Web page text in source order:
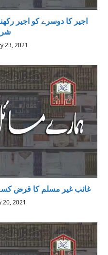
اجیر کا دوسرے کو اجیر
23, 2021
غائب غیر مسلم کا قرض
20, 2021